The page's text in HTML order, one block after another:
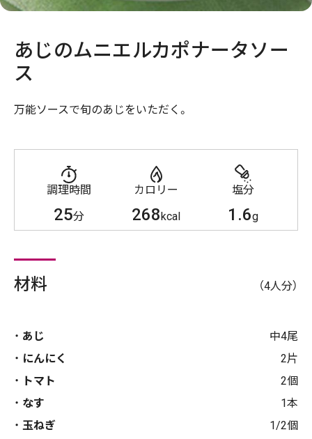
あじのムニエルカポナータソー
ス
万能ソースで旬のあじをいただく。
調理時間
25分
カロリー
268kcal
塩分
1.6g
材料 （4人分）
あじ
中4尾
にんにく
2片
トマト
2個
なす
1本
玉ねぎ
1/2個